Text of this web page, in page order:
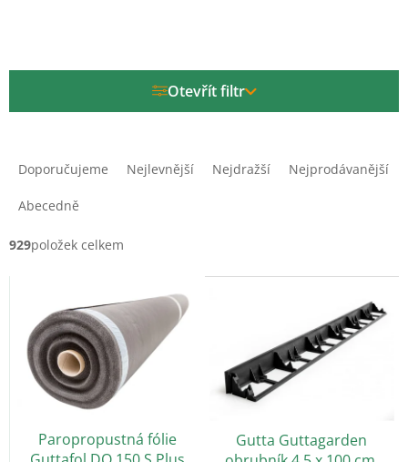
Otevřít filtr
í
Doporučujeme Nejlevnější Nejdražší Nejprodávanější
Abecedně
929položek celkem
V
Paropropustná fólie
Gutta Guttagarden